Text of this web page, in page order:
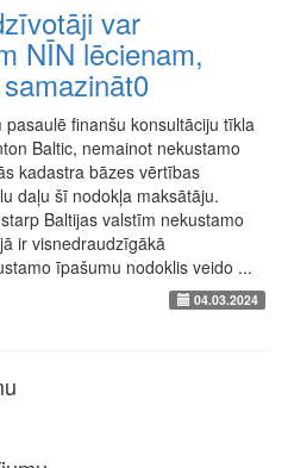
var
NĪN lēcienam,
finanšu konsultāciju tīkla
Baltic, nemainot nekustamo
kadastra bāzes vērtības
daļu šī nodokļa maksātāju.
Baltijas valstīm nekustamo
ir visnedraudzīgākā
īpašumu nodoklis veido ...
04.03.2024